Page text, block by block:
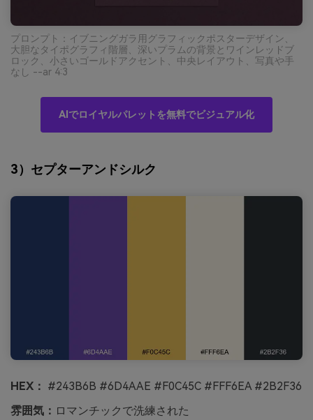
プロンプト：イブニングガラ用グラフィックポスターデザイン、
大胆なタイポグラフィ階層、深いプラムの背景とワインレッドブ
ロック、小さいゴールドアクセント、中央レイアウト、写真や手
なし --ar 4:3
AIでロイヤルパレットを無料でビジュアル化
3）セプターアンドシルク
HEX： #243B6B #6D4AAE #F0C45C #FFF6EA #2B2F36
雰囲気： ロマンチックで洗練された